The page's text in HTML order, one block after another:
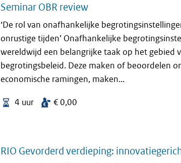
Seminar OBR review
‘De rol van onafhankelijke
onrustige tijden’ Onafhankelijke
wereldwijd een belangrijke taak op het gebied
begrotingsbeleid. Deze maken of beoordelen
economische ramingen, maken...
4 uur € 0,00
RIO Gevorderd verdieping: